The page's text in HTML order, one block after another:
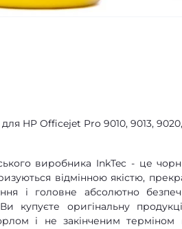
HP Officejet Pro 9010, 9013,
виробника InkTec - це
відмінною якістю,
і головне абсолютно
купуєте оригінальну
і не закінченим